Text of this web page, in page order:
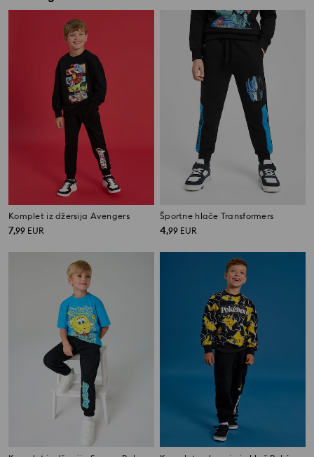
Komplet iz džersija Avengers
7,99 EUR
Športne hlače Transformers
4,99 EUR